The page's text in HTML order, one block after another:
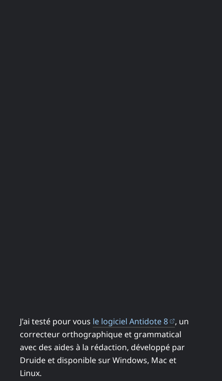
J'ai testé pour vous le logiciel Antidote 8 (ouvre
, un
correcteur orthographique et grammatical
avec des aides à la rédaction, développé par
Druide et disponible sur Windows, Mac et
Linux.